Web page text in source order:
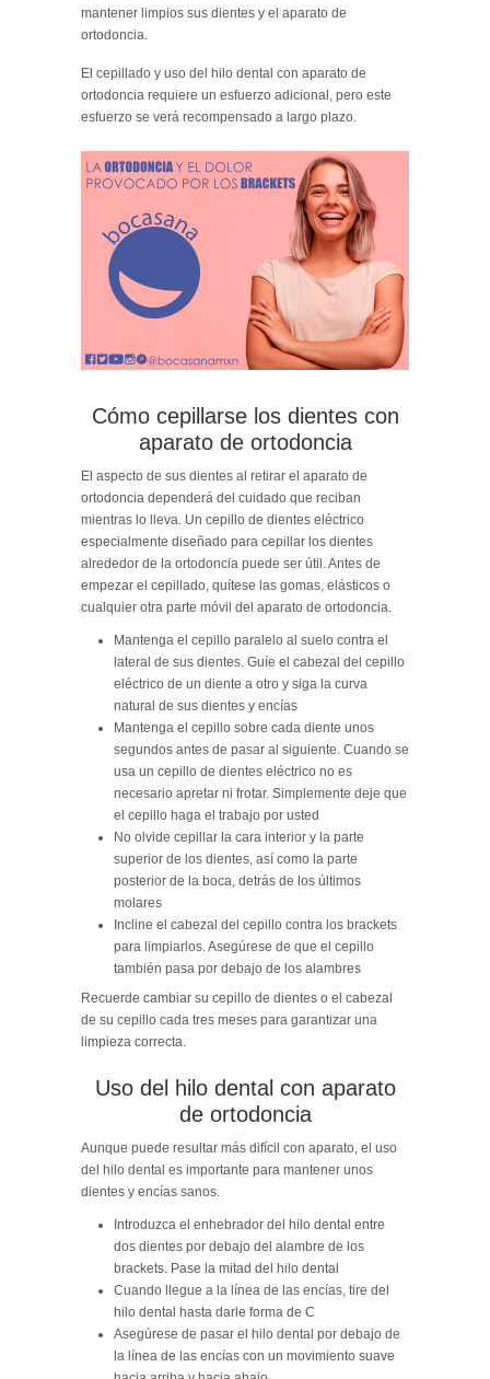
mantener limpios sus dientes y el aparato de
ortodoncia.
El cepillado y uso del hilo dental con aparato de
ortodoncia requiere un esfuerzo adicional, pero este
esfuerzo se verá recompensado a largo plazo.
Cómo cepillarse los dientes con
aparato de ortodoncia
El aspecto de sus dientes al retirar el aparato de
ortodoncia dependerá del cuidado que reciban
mientras lo lleva. Un cepillo de dientes eléctrico
especialmente diseñado para cepillar los dientes
alrededor de la ortodoncia puede ser útil. Antes de
empezar el cepillado, quítese las gomas, elásticos o
cualquier otra parte móvil del aparato de ortodoncia.
Mantenga el cepillo paralelo al suelo contra el
lateral de sus dientes. Guíe el cabezal del cepillo
eléctrico de un diente a otro y siga la curva
natural de sus dientes y encías
Mantenga el cepillo sobre cada diente unos
segundos antes de pasar al siguiente. Cuando se
usa un cepillo de dientes eléctrico no es
necesario apretar ni frotar. Simplemente deje que
el cepillo haga el trabajo por usted
No olvide cepillar la cara interior y la parte
superior de los dientes, así como la parte
posterior de la boca, detrás de los últimos
molares
Incline el cabezal del cepillo contra los brackets
para limpiarlos. Asegúrese de que el cepillo
también pasa por debajo de los alambres
Recuerde cambiar su cepillo de dientes o el cabezal
de su cepillo cada tres meses para garantizar una
limpieza correcta.
Uso del hilo dental con aparato
de ortodoncia
Aunque puede resultar más difícil con aparato, el uso
del hilo dental es importante para mantener unos
dientes y encías sanos.
Introduzca el enhebrador del hilo dental entre
dos dientes por debajo del alambre de los
brackets. Pase la mitad del hilo dental
Cuando llegue a la línea de las encías, tire del
hilo dental hasta darle forma de C
Asegúrese de pasar el hilo dental por debajo de
la línea de las encías con un movimiento suave